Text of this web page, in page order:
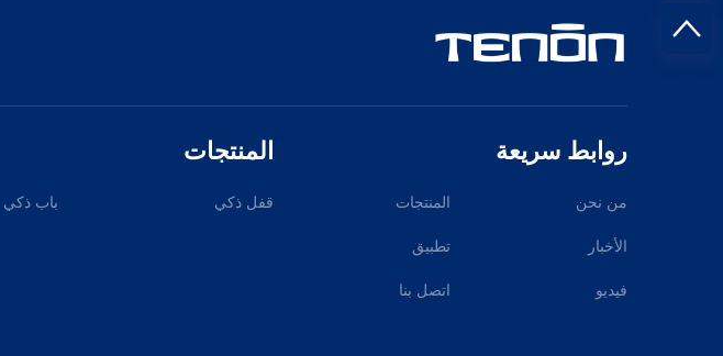
روابط سريعة
من نحن المنتجات
الأخبار تطبيق
فيديو اتصل بنا
المنتجات
قفل ذكي باب ذكي